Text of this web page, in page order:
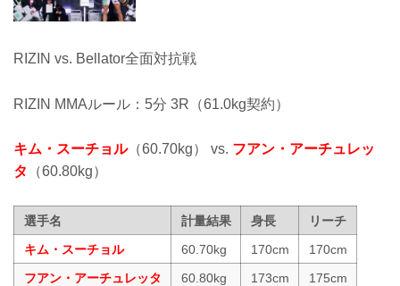
RIZIN vs. Bellator全面対抗戦
RIZIN MMAルール：5分 3R（61.0kg契約）
キム・スーチョル（60.70kg） vs. フアン・アーチュレッ
タ
（60.80kg）
選手名 計量結果 身長
リーチ
キム・スーチョル
60.70kg 170cm
170cm
フアン・アーチュレッタ
60.80kg 173cm
175cm